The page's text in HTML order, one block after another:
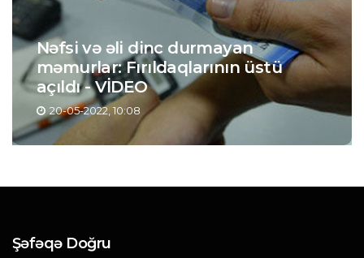
Nəfsi və əli dinc durmayan
məmurlar: Fırıldaqlarının üstü
açıldı - VİDEO
20-05-2022, 10:08
Şəfəqə Doğru